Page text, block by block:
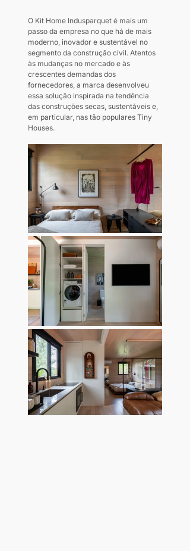
O Kit Home Indusparquet é mais um
passo da empresa no que há de mais
moderno, inovador e sustentável no
segmento da construção civil. Atentos
às mudanças no mercado e às
crescentes demandas dos
fornecedores, a marca desenvolveu
essa solução inspirada na tendência
das construções secas, sustentáveis e,
em particular, nas tão populares Tiny
Houses.